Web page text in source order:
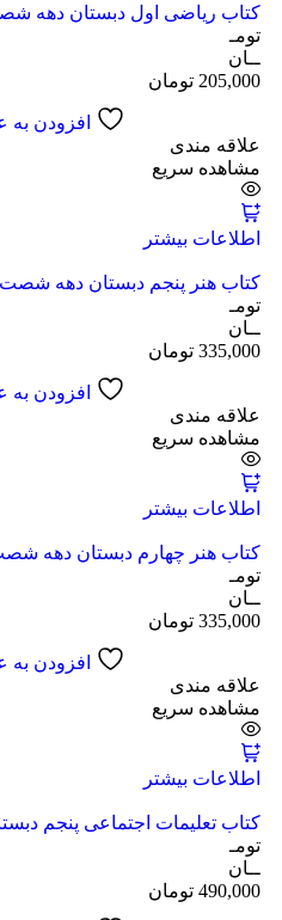
کتاب ریاضی اول دبستان دهه
تومـ
ــان
205,000 تومان
افزودن به
علاقه مندی
مشاهده سریع
اطلاعات بیشتر
کتاب هنر پنجم دبستان دهه شصت
تومـ
ــان
335,000 تومان
افزودن به
علاقه مندی
مشاهده سریع
اطلاعات بیشتر
کتاب هنر چهارم دبستان دهه
تومـ
ــان
335,000 تومان
افزودن به
علاقه مندی
مشاهده سریع
اطلاعات بیشتر
کتاب تعلیمات اجتماعی پنجم
تومـ
ــان
490,000 تومان